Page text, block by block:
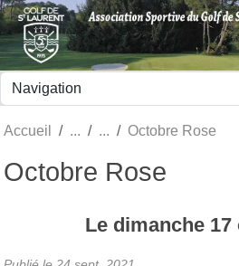
Accueil Octobre Rose
Octobre Rose
Le dimanche 17
Panneau de gestion des cookies